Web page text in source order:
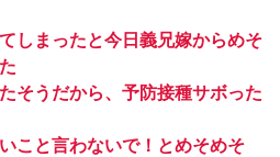
しまったと今日義兄嫁からめそ
そうだから、予防接種サボった
こと言わないで！とめそめそ